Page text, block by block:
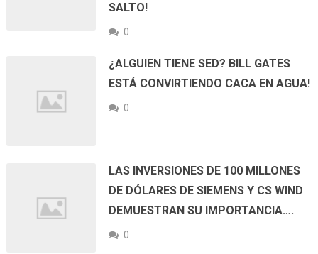
SALTO!
0
¿ALGUIEN TIENE SED? BILL GATES
ESTÁ CONVIRTIENDO CACA EN AGUA!
0
LAS INVERSIONES DE 100 MILLONES
DE DÓLARES DE SIEMENS Y CS WIND
DEMUESTRAN SU IMPORTANCIA….
0